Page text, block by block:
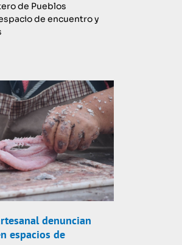
de Pueblos
de encuentro y
denuncian
espacios de